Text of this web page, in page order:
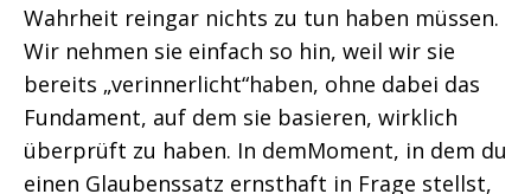
Wahrheit reingar nichts zu tun haben müssen.
Wir nehmen sie einfach so hin, weil wir sie
bereits „verinnerlicht“haben, ohne dabei das
Fundament, auf dem sie basieren, wirklich
überprüft zu haben. In demMoment, in dem du
einen Glaubenssatz ernsthaft in Frage stellst,